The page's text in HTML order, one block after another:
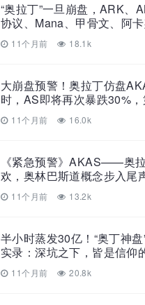
“奥拉丁”一旦崩盘，ARK、
协议、Mana、甲骨文、阿
会接11个月前 18.1k
大崩盘预警！奥拉丁仿盘
时，AS即将再次暴跌30%
即将出
11个月前 16.0k
《紧急预警》AKAS——奥
欢，奥林巴斯道概念步入尾
11个月前 13.2k
半小时蒸发30亿！“奥丁神
实录：深坑之下，皆是信仰
11个月前 20.8k